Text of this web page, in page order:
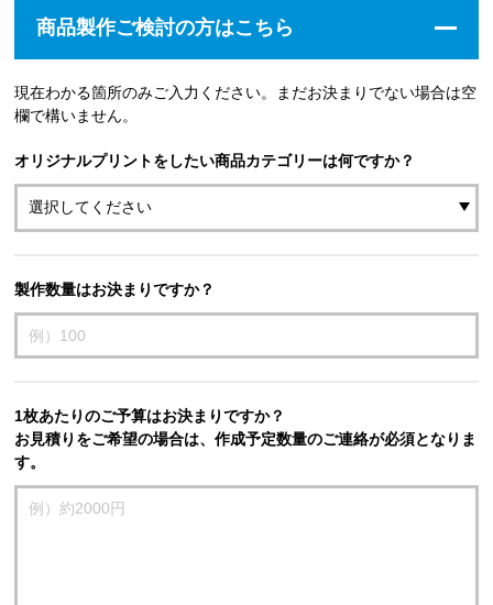
商品製作ご検討の方はこちら
現在わかる箇所のみご入力ください。まだお決まりでない場合は空
欄で構いません。
オリジナルプリントをしたい商品カテゴリーは何ですか？
製作数量はお決まりですか？
1枚あたりのご予算はお決まりですか？
お見積りをご希望の場合は、作成予定数量のご連絡が必須となりま
す。